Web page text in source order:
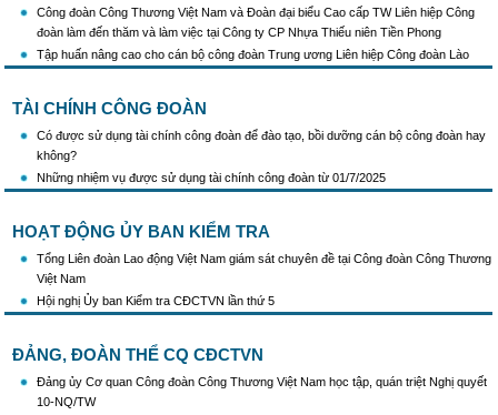
Công đoàn Công Thương Việt Nam và Đoàn đại biểu Cao cấp TW Liên hiệp Công
đoàn làm đến thăm và làm việc tại Công ty CP Nhựa Thiếu niên Tiền Phong
Tập huấn nâng cao cho cán bộ công đoàn Trung ương Liên hiệp Công đoàn Lào
TÀI CHÍNH CÔNG ĐOÀN
Có được sử dụng tài chính công đoàn để đào tạo, bồi dưỡng cán bộ công đoàn hay
không?
Những nhiệm vụ được sử dụng tài chính công đoàn từ 01/7/2025
HOẠT ĐỘNG ỦY BAN KIỂM TRA
Tổng Liên đoàn Lao động Việt Nam giám sát chuyên đề tại Công đoàn Công Thương
Việt Nam
Hội nghị Ủy ban Kiểm tra CĐCTVN lần thứ 5
ĐẢNG, ĐOÀN THỂ CQ CĐCTVN
Đảng ủy Cơ quan Công đoàn Công Thương Việt Nam học tập, quán triệt Nghị quyết
10-NQ/TW